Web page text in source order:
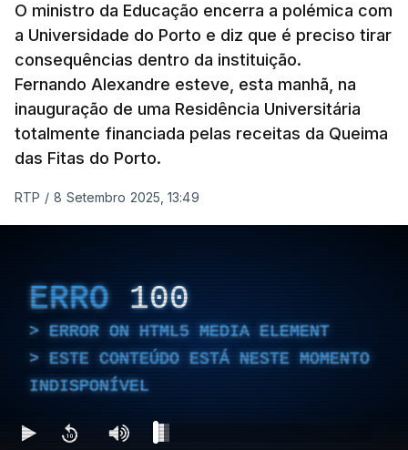
O ministro da Educação encerra a polémica com
a Universidade do Porto e diz que é preciso tirar
consequências dentro da instituição.
Fernando Alexandre esteve, esta manhã, na
inauguração de uma Residência Universitária
totalmente financiada pelas receitas da Queima
das Fitas do Porto.
RTP / 8 Setembro 2025, 13:49
ERRO 100
ERROR ON HTML5 MEDIA ELEMENT
ESTE CONTEÚDO ESTÁ NESTE MOMENTO
INDISPONÍVEL